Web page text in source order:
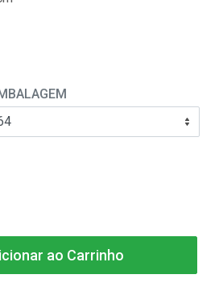
ao Carrinho